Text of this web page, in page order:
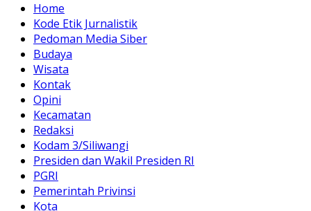
Home
Kode Etik Jurnalistik
Pedoman Media Siber
Budaya
Wisata
Kontak
Opini
Kecamatan
Redaksi
Kodam 3/Siliwangi
Presiden dan Wakil Presiden RI
PGRI
Pemerintah Privinsi
Kota